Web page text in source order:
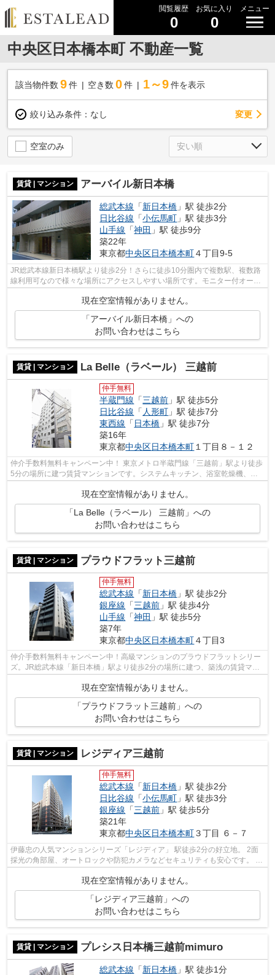
閲覧履歴
0
お気に入り
0
メニュー
中央区日本橋本町 不動産一覧
該当物件数 9件 空き数 0 件 1～9 件を表示
絞り込み条件： なし 変更
空室のみ
賃貸 | マンション アーバイル新日本橋
総武本線 「新日本橋 」駅 徒歩2分
日比谷線 「小伝馬町 」駅 徒歩3分
山手線 「神田 」駅 徒歩9分
築22年
東京都中央区日本橋本町４丁目9-5
JR総武本線新日本橋駅より徒歩2分！さらに徒歩10分圏内で複数駅、複数路
線利用可なので様々な場所にアクセスしやすい場所です。モニター付オート
ロックで防犯面安心。不在時に便利な宅...
現在空室情報がありません。
「アーバイル新日本橋」への
お問い合わせはこちら
賃貸 | マンション La Belle（ラベール） 三越前
仲手無料
半蔵門線 「三越前 」駅 徒歩5分
日比谷線 「 人形町 」駅 徒歩7分
東西線 「 日本橋 」駅 徒歩7分
築16年
東京都中央区日本橋本町 １丁目８－１２
仲介手数料無料キャンペーン中！ 東京メトロ半蔵門線「三越前」駅より徒歩
5分の場所に建つ賃貸マンションです。システムキッチン、浴室乾燥機、オ
現在空室情報がありません。
「La Belle（ラベール） 三越前」への
お問い合わせはこちら
賃貸 | マンション プラウドフラット三越前
仲手無料
総武本線 「新日本橋 」駅 徒歩2分
銀座線 「三越前 」駅 徒歩4分
山手線 「神田 」駅 徒歩5分
築7年
東京都中央区日本橋本町４丁目3
仲介手数料無料キャンペーン中！高級マンションのプラウドフラットシリー
ズ。JR総武本線「新日本橋」駅より徒歩2分の場所に建つ、築浅の賃貸マン
ションです。お部屋には、各種設備が備...
現在空室情報がありません。
「プラウドフラット三越前」への
お問い合わせはこちら
賃貸 | マンション レジディア三越前
仲手無料
総武本線 「新日本橋 」駅 徒歩2分
日比谷線 「小伝馬町 」駅 徒歩3分
銀座線 「三越前 」駅 徒歩5分
築21年
東京都中央区日本橋本町３丁目 ６－７
伊藤忠の人気マンションシリーズ「レジディア」 駅徒歩2分の好立地。 2面
採光の角部屋、オートロックや防犯カメラなどセキュリティも安心です。 ※
現在空室情報がありません。
「レジディア三越前」への
お問い合わせはこちら
賃貸 | マンション プレシス日本橋三越前mimuro
総武本線 「新日本橋 」駅 徒歩1分